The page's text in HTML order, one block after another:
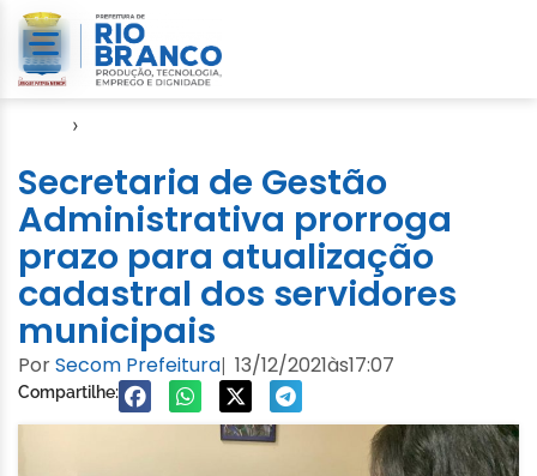
›
Secretaria de Gestão
Administrativa prorroga
prazo para atualização
cadastral dos servidores
municipais
PorSecom Prefeitura| 13/12/2021às17:07
Compartilhe: